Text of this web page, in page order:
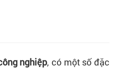
nghiệp, có một số đặc